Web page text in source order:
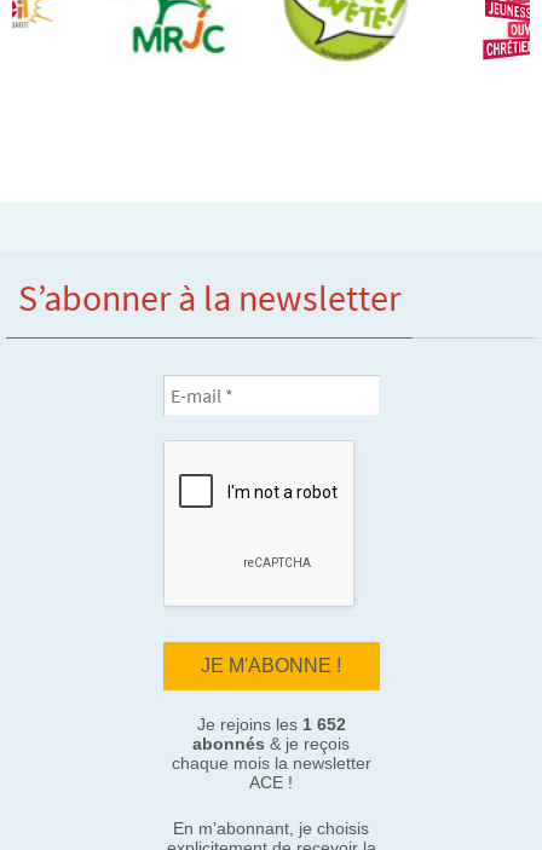
S’abonner à la newsletter
Je rejoins les 1 652
abonnés & je reçois
chaque mois la newsletter
ACE !
En m’abonnant, je choisis